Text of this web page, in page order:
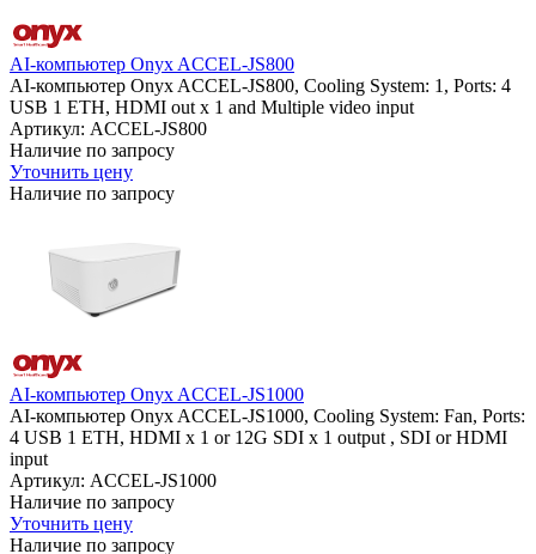
AI-компьютер Onyx ACCEL-JS800
AI-компьютер Onyx ACCEL-JS800, Cooling System: 1, Ports: 4
USB 1 ETH, HDMI out x 1 and Multiple video input
Артикул: ACCEL-JS800
Наличие по запросу
Уточнить цену
Наличие по запросу
AI-компьютер Onyx ACCEL-JS1000
AI-компьютер Onyx ACCEL-JS1000, Cooling System: Fan, Ports:
4 USB 1 ETH, HDMI x 1 or 12G SDI x 1 output , SDI or HDMI
input
Артикул: ACCEL-JS1000
Наличие по запросу
Уточнить цену
Наличие по запросу